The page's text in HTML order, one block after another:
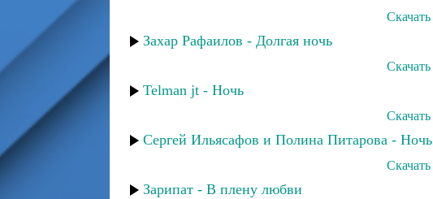
Скачать
Захар Рафаилов - Долгая ночь
Скачать
Telman jt - Ночь
Скачать
Сергей Ильясафов и Полина Питарова - Ночь
Скачать
Зарипат - В плену любви